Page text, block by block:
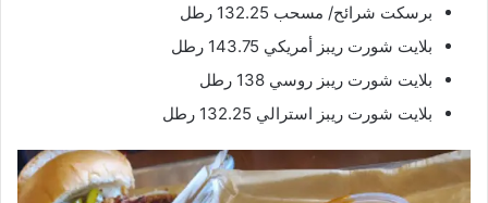
برسكت شرائح/ مسحب 132.25 رطل
بلايت شورت ريبز أمريكي 143.75 رطل
بلايت شورت ريبز روسي 138 رطل
بلايت شورت ريبز استرالي 132.25 رطل